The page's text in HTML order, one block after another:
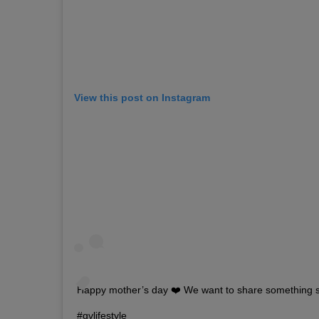
View this post on Instagram
Happy mother’s day ❤️ We want to share something
#gvlifestyle